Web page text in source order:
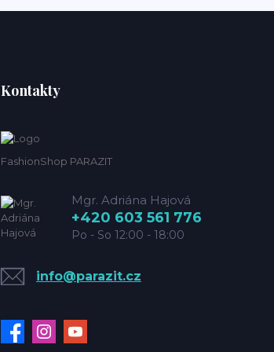
Kontakty
FashionShop PARAZIT
Mgr. Adriána Hajová
+420 603 561 776
Po - So 12:00 - 18:00
info@parazit.cz